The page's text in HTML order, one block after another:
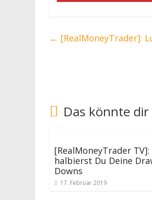
← [RealMoneyTrader]:
Das könnte
[RealMoneyTrader TV]:
halbierst Du Deine
Downs
17. Februar 2019